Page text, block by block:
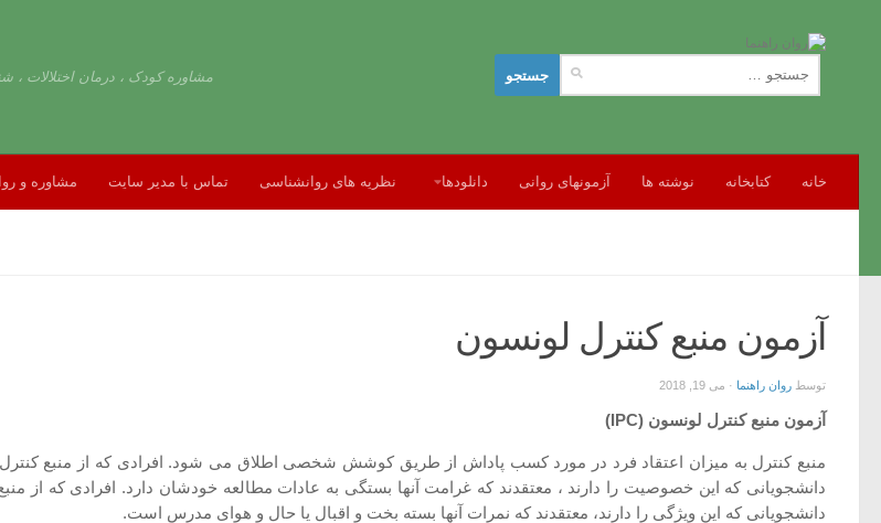
مشاوره کودک ، درمان اختلالات ،
برای:
خانه کتابخانه نوشته ها آزمونهای روانی دانلودها نظریه های روانشناسی تماس با مدیر سایت مشاوره و
آزمون منبع کنترل لونسون
توسط روان راهنما · می 19, 2018
آزمون منبع کنترل لونسون (IPC)
منبع کنترل به میزان اعتقاد فرد در مورد کسب پاداش از طریق کوشش شخصی اطلاق می شود. افرادی که از منبع
دانشجویانی که این خصوصیت را دارند ، معتقدند که غرامت آنها بستگی به عادات مطالعه خودشان دارد. افرادی که از
دانشجویانی که این ویژگی را دارند، معتقدند که نمرات آنها بسته بخت و اقبال یا حال و هوای مدرس است.